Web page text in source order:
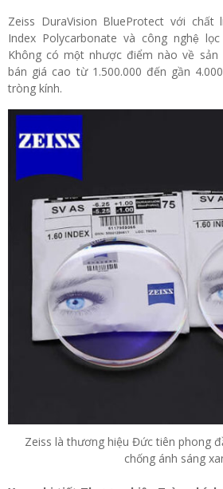
Zeiss DuraVision BlueProtect với
Index Polycarbonate và công nghệ
Không có một nhược điểm nào về
bán giá cao từ 1.500.000 đến gần
tròng kính.
Zeiss là thương hiệu Đức tiên phong
chống ánh sáng